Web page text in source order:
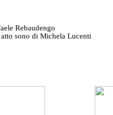
Rebaudengo
sono di Michela Lucenti